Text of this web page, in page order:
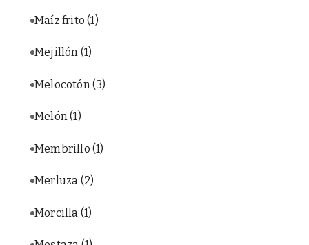
Maíz frito(1)
Mejillón (1)
Melocotón (3)
Melón(1)
Membrillo (1)
Merluza (2)
Morcilla (1)